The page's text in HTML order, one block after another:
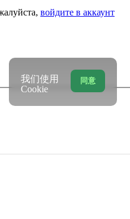
войдите в аккаунт
同意
我们使用
Cookie